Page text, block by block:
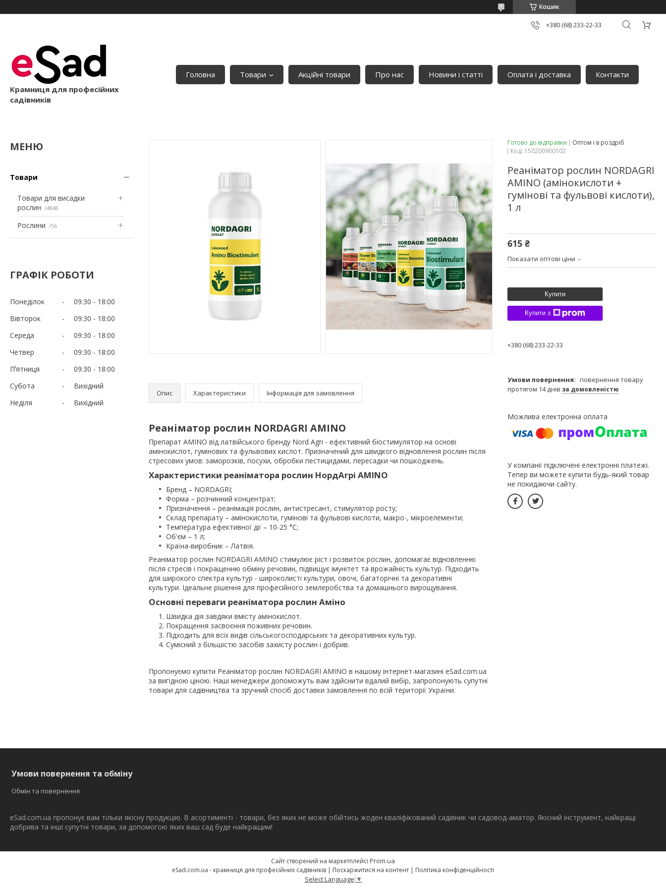
Кошик
+380 (68) 233-22-33
Крамниця для професійних
садівників
Головна Товари Акційні товари Про нас Новини і статті Оплата і доставка Контакти
Товари
Товари для висадки
рослин
4848
Рослини 56
ГРАФІК РОБОТИ
Понеділок 09:30
18:00
Вівторок
09:30
18:00
Середа
09:30
18:00
Четвер
09:30
18:00
Пʼятниця
09:30
18:00
Субота
Вихідний
Неділя
Вихідний
Опис Характеристики Інформація для замовлення
Реаніматор рослин NORDAGRI AMINO
Препарат AMINO від латвійського бренду Nord Agri - ефективний біостимулятор на основі
амінокислот, гумінових та фульвових кислот. Призначений для швидкого відновлення рослин після
стресових умов: заморозків, посухи, обробки пестицидами, пересадки чи пошкоджень.
Характеристики реаніматора рослин НордАгрі AMINO
Бренд – NORDAGRI;
Форма – розчинний концентрат;
Призначення – реанімація рослин, антистресант, стимулятор росту;
Склад препарату – амінокислоти, гумінові та фульвові кислоти, макро-, мікроелементи;
Температура ефективної дії – 10-25 °C;
Об'єм – 1 л;
Країна-виробник – Латвія.
Реаніматор рослин NORDAGRI AMINO стимулює ріст і розвиток рослин, допомагає відновленню
після стресів і покращенню обміну речовин, підвищує імунітет та врожайність культур. Підходить
для широкого спектра культур - широколисті культури, овочі, багаторічні та декоративні
культури. Ідеальне рішення для професійного землеробства та домашнього вирощування.
Основні переваги реаніматора рослин Аміно
Швидка дія завдяки вмісту амінокислот.
Покращення засвоєння поживних речовин.
Підходить для всіх видів сільськогосподарських та декоративних культур.
Сумісний з більшістю засобів захисту рослин і добрив.
Пропонуємо купити Реаніматор рослин NORDAGRI AMINO в нашому інтернет-магазині eSad.com.ua
за вигідною ціною. Наші менеджери допоможуть вам здійснити вдалий вибір, запропонують супутні
товари для садівництва та зручний спосіб доставки замовлення по всій території України.
Готово до відправки
Оптом і в роздріб
Код: 150200900102
Реаніматор рослин NORDAGRI
AMINO (амінокислоти +
гумінові та фульвові кислоти),
1 л
615 ₴
Показати оптові ціни
Купити
Купити з
+380 (68) 233-22-33
повернення товару
протягом 14 днів за домовленістю
У компанії підключені електронні платежі.
Тепер ви можете купити будь-який товар
не покидаючи сайту.
Умови повернення та обміну
Обмін та повернення
eSad.com.ua пропонує вам тільки якісну продукцію. В асортименті - товари, без яких не може обійтись жоден кваліфікований садівник чи садовод-аматор. Якісний інструмент, найкращі
добрива та інші супутні товари, за допомогою яких ваш сад буде найкращим!
Сайт створений на маркетплейсі Prom.ua
eSad.com.ua - крамниця для професійних садівників | Поскаржитися на контент | Політика конфіденційності
Select Language ▼